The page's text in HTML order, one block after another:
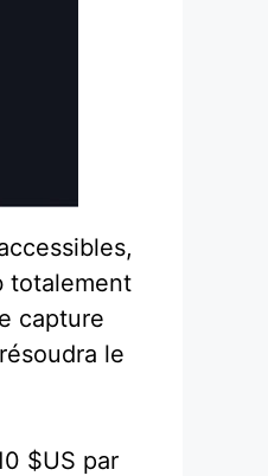
totalement
capture
le
$US par